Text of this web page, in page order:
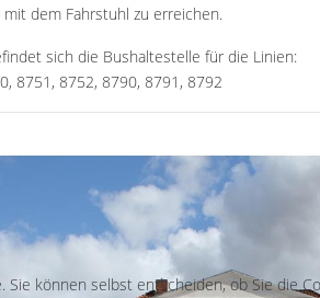
dem Fahrstuhl zu erreichen.
sich die Bushaltestelle für die Linien:
8751, 8752, 8790, 8791, 8792
können selbst entscheiden, ob Sie die